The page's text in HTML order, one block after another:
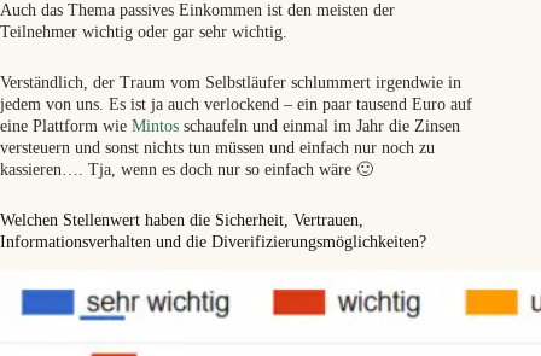
Auch das Thema passives Einkommen ist den meisten der
Teilnehmer wichtig oder gar sehr wichtig.
Verständlich, der Traum vom Selbstläufer schlummert irgendwie in
jedem von uns. Es ist ja auch verlockend – ein paar tausend Euro auf
eine Plattform wie Mintos schaufeln und einmal im Jahr die Zinsen
versteuern und sonst nichts tun müssen und einfach nur noch zu
kassieren…. Tja, wenn es doch nur so einfach wäre 🙂
Welchen Stellenwert haben die Sicherheit, Vertrauen,
Informationsverhalten und die Diverifizierungsmöglichkeiten?